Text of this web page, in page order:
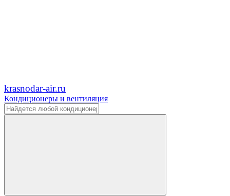
krasnodar-air.ru
Кондиционеры и вентиляция